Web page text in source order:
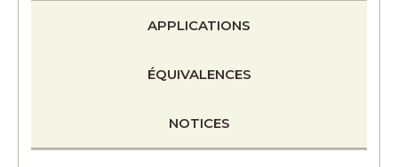
APPLICATIONS
ÉQUIVALENCES
NOTICES